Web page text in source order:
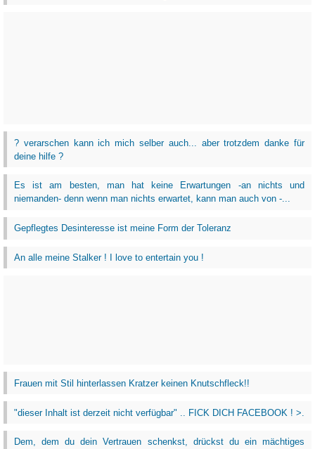
? verarschen kann ich mich selber auch... aber trotzdem danke für
deine hilfe ?
Es ist am besten, man hat keine Erwartungen -an nichts und
niemanden- denn wenn man nichts erwartet, kann man auch von -...
Gepflegtes Desinteresse ist meine Form der Toleranz
An alle meine Stalker ! I love to entertain you !
Frauen mit Stil hinterlassen Kratzer keinen Knutschfleck!!
"dieser Inhalt ist derzeit nicht verfügbar" .. FICK DICH FACEBOOK ! >.
Dem, dem du dein Vertrauen schenkst, drückst du ein mächtiges